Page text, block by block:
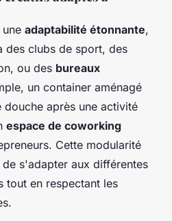
adaptabilité étonnante,
des clubs de sport, des
ou des bureaux
un container aménagé
après une activité
espace de coworking
Cette modularité
s'adapter aux différentes
tout en respectant les